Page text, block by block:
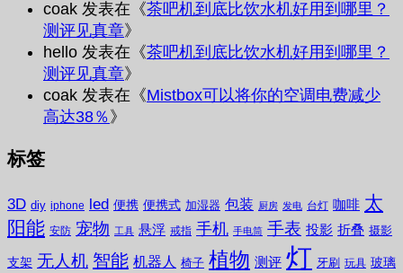
coak 发表在《茶吧机到底比饮水机好用到哪里？
测评见真章》
hello 发表在《茶吧机到底比饮水机好用到哪里？
测评见真章》
coak 发表在《Mistbox可以将你的空调电费减少
高达38％ 》
标签
3D diy iphone led 便携 便携式 加湿器 包装 厨房 发电 台灯 咖啡 太
阳能 安防 宠物 工具 悬浮 戒指 手机 手电筒 手表 投影 折叠 摄影
支架 无人机 智能 机器人 椅子 植物 测评 灯 牙刷 玩具 玻璃